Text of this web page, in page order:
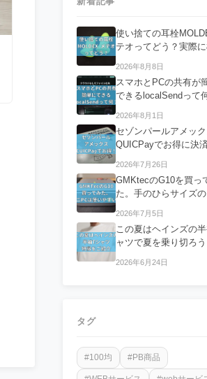
使い捨ての耳栓
テオってどう？実際
2026年8月8日
スマホとPCの共有が
できるlocalSendって
2026年8月1日
セゾンパールアメッ
QUICPayでお得に決
2026年7月26日
GMKtecのG10を買っ
た。手のひらサイズ
2026年7月5日
この夏はヘインズの
ャツで夏を乗り切ろ
2026年6月24日
タグ
#100均 #PB商品